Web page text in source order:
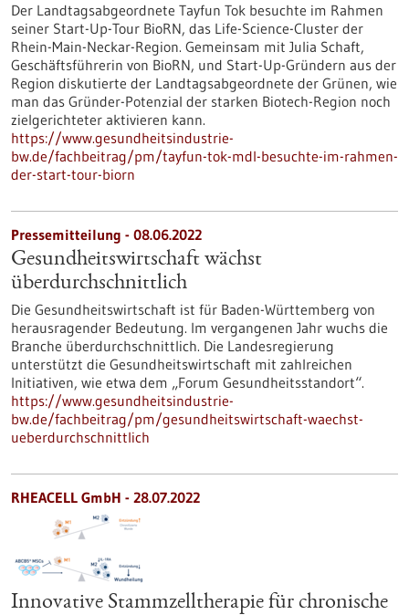
Der Landtagsabgeordnete Tayfun Tok besuchte im Rahmen
seiner Start-Up-Tour BioRN, das Life-Science-Cluster der
Rhein-Main-Neckar-Region. Gemeinsam mit Julia Schaft,
Geschäftsführerin von BioRN, und Start-Up-Gründern aus der
Region diskutierte der Landtagsabgeordnete der Grünen, wie
man das Gründer-Potenzial der starken Biotech-Region noch
zielgerichteter aktivieren kann.
https://www.gesundheitsindustrie-
bw.de/fachbeitrag/pm/tayfun-tok-mdl-besuchte-im-rahmen-
der-start-tour-biorn
Pressemitteilung - 08.06.2022
Gesundheitswirtschaft wächst
überdurchschnittlich
Die Gesundheitswirtschaft ist für Baden-Württemberg von
herausragender Bedeutung. Im vergangenen Jahr wuchs die
Branche überdurchschnittlich. Die Landesregierung
unterstützt die Gesundheitswirtschaft mit zahlreichen
Initiativen, wie etwa dem „Forum Gesundheitsstandort“.
https://www.gesundheitsindustrie-
bw.de/fachbeitrag/pm/gesundheitswirtschaft-waechst-
ueberdurchschnittlich
RHEACELL GmbH - 28.07.2022
Innovative Stammzelltherapie für chronische